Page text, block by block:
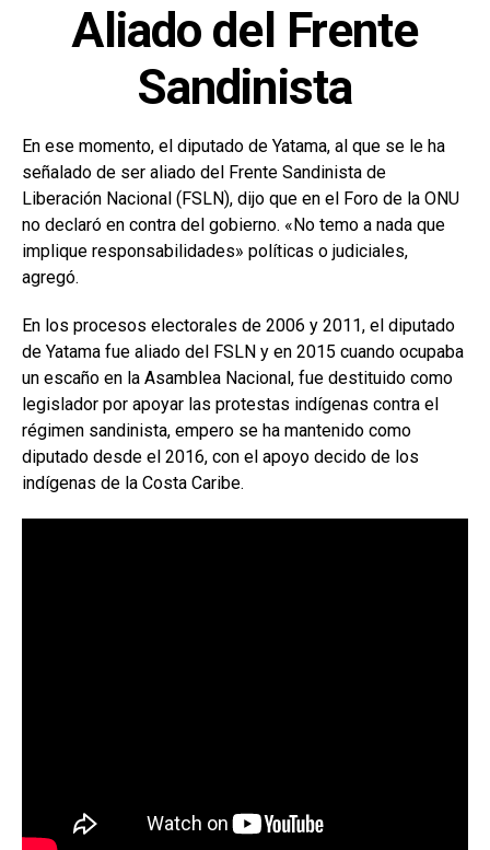
Aliado del Frente
Sandinista
En ese momento, el diputado de Yatama, al que se le ha
señalado de ser aliado del Frente Sandinista de
Liberación Nacional (FSLN), dijo que en el Foro de la ONU
no declaró en contra del gobierno. «No temo a nada que
implique responsabilidades» políticas o judiciales,
agregó.
En los procesos electorales de 2006 y 2011, el diputado
de Yatama fue aliado del FSLN y en 2015 cuando ocupaba
un escaño en la Asamblea Nacional, fue destituido como
legislador por apoyar las protestas indígenas contra el
régimen sandinista, empero se ha mantenido como
diputado desde el 2016, con el apoyo decido de los
indígenas de la Costa Caribe.